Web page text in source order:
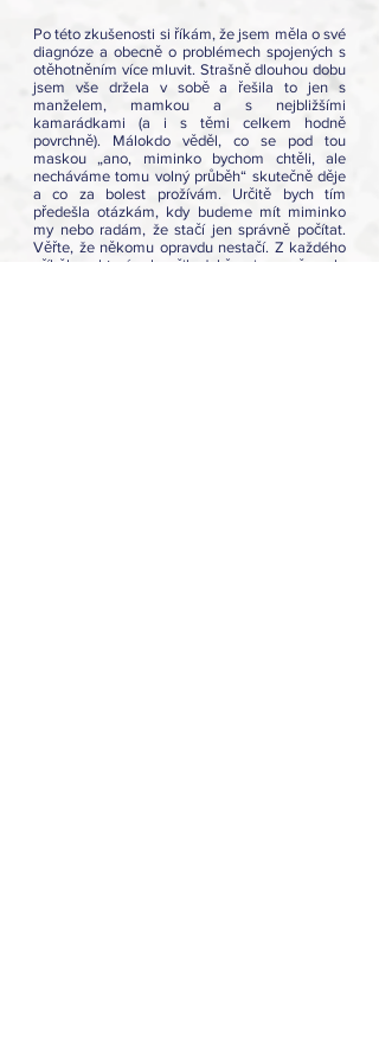
Po této zkušenosti si říkám, že jsem měla o své
diagnóze a obecně o problémech spojených s
otěhotněním více mluvit. Strašně dlouhou dobu
jsem vše držela v sobě a řešila to jen s
manželem, mamkou a s nejbližšími
kamarádkami (a i s těmi celkem hodně
povrchně). Málokdo věděl, co se pod tou
maskou „ano, miminko bychom chtěli, ale
necháváme tomu volný průběh“ skutečně děje
a co za bolest prožívám. Určitě bych tím
předešla otázkám, kdy budeme mít miminko
my nebo radám, že stačí jen správně počítat.
Věřte, že někomu opravdu nestačí. Z každého
příběhu, který skončil dobře, jsem čerpala